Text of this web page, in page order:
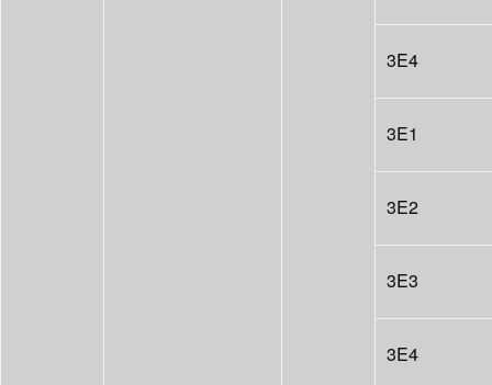
3E4
3E1
3E2
3E3
3E4